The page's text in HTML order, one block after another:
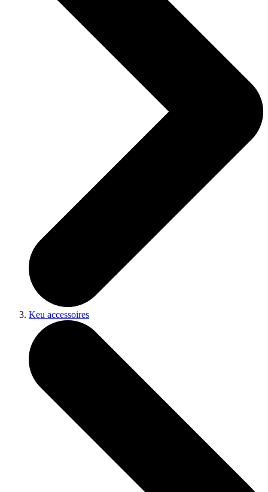
Keu accessoires